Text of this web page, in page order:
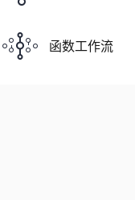
函数工作流